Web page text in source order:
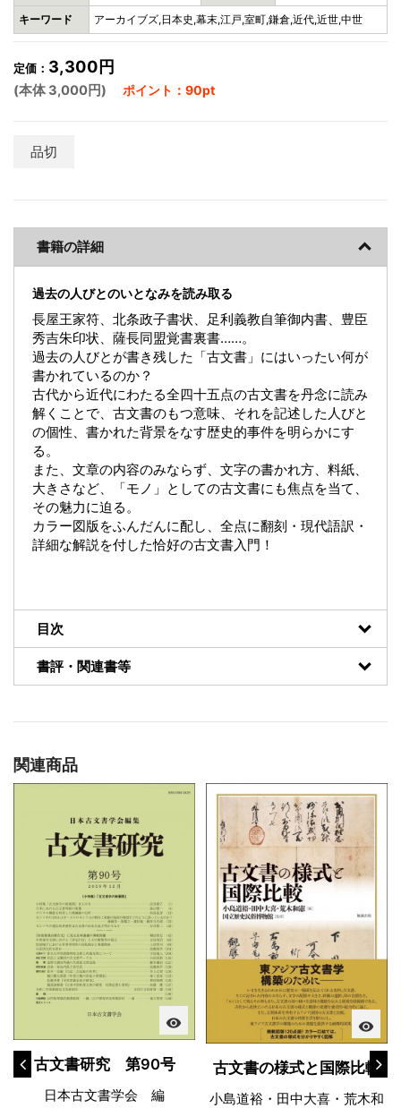
キーワード アーカイブズ,日本史,幕末,江戸,室町,鎌倉,近代,近世,中世
定価： 3,300円
(本体 3,000円) ポイント：90pt
品切
書籍の詳細
過去の人びとのいとなみを読み取る
長屋王家符、北条政子書状、足利義教自筆御内書、豊臣
秀吉朱印状、薩長同盟覚書裏書……。
過去の人びとが書き残した「古文書」にはいったい何が
書かれているのか？
古代から近代にわたる全四十五点の古文書を丹念に読み
解くことで、古文書のもつ意味、それを記述した人びと
の個性、書かれた背景をなす歴史的事件を明らかにす
る。
また、文章の内容のみならず、文字の書かれ方、料紙、
大きさなど、「モノ」としての古文書にも焦点を当て、
その魅力に迫る。
カラー図版をふんだんに配し、全点に翻刻・現代語訳・
詳細な解説を付した恰好の古文書入門！
目次
書評・関連書等
関連商品
visibility
古文書研究 第90号
日本古文書学会 編
visibility
古文書の様式と国際比較
小島道裕・田中大喜・荒木和